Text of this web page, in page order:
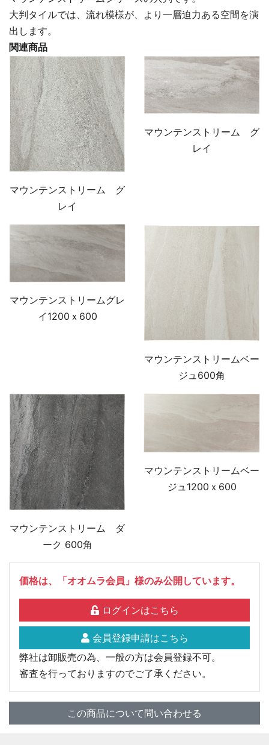
大判タイルでは、流れ模様が、より一層迫力ある空間を演
出します。
関連商品
マウンテンストリーム グ
レイ
マウンテンストリーム グ
レイ
マウンテンストリームグレ
イ1200ｘ600
マウンテンストリームベー
ジュ600角
マウンテンストリーム ダ
ーク 600角
マウンテンストリームベー
ジュ1200ｘ600
価格は、「オオムラ会員」様のみ公開しています。
ログインはこちら
会員登録申請はこちら
弊社は卸販売の為、一般の方は会員登録不可。
審査を行っておりますのでご了承ください。
この商品について問い合わせる